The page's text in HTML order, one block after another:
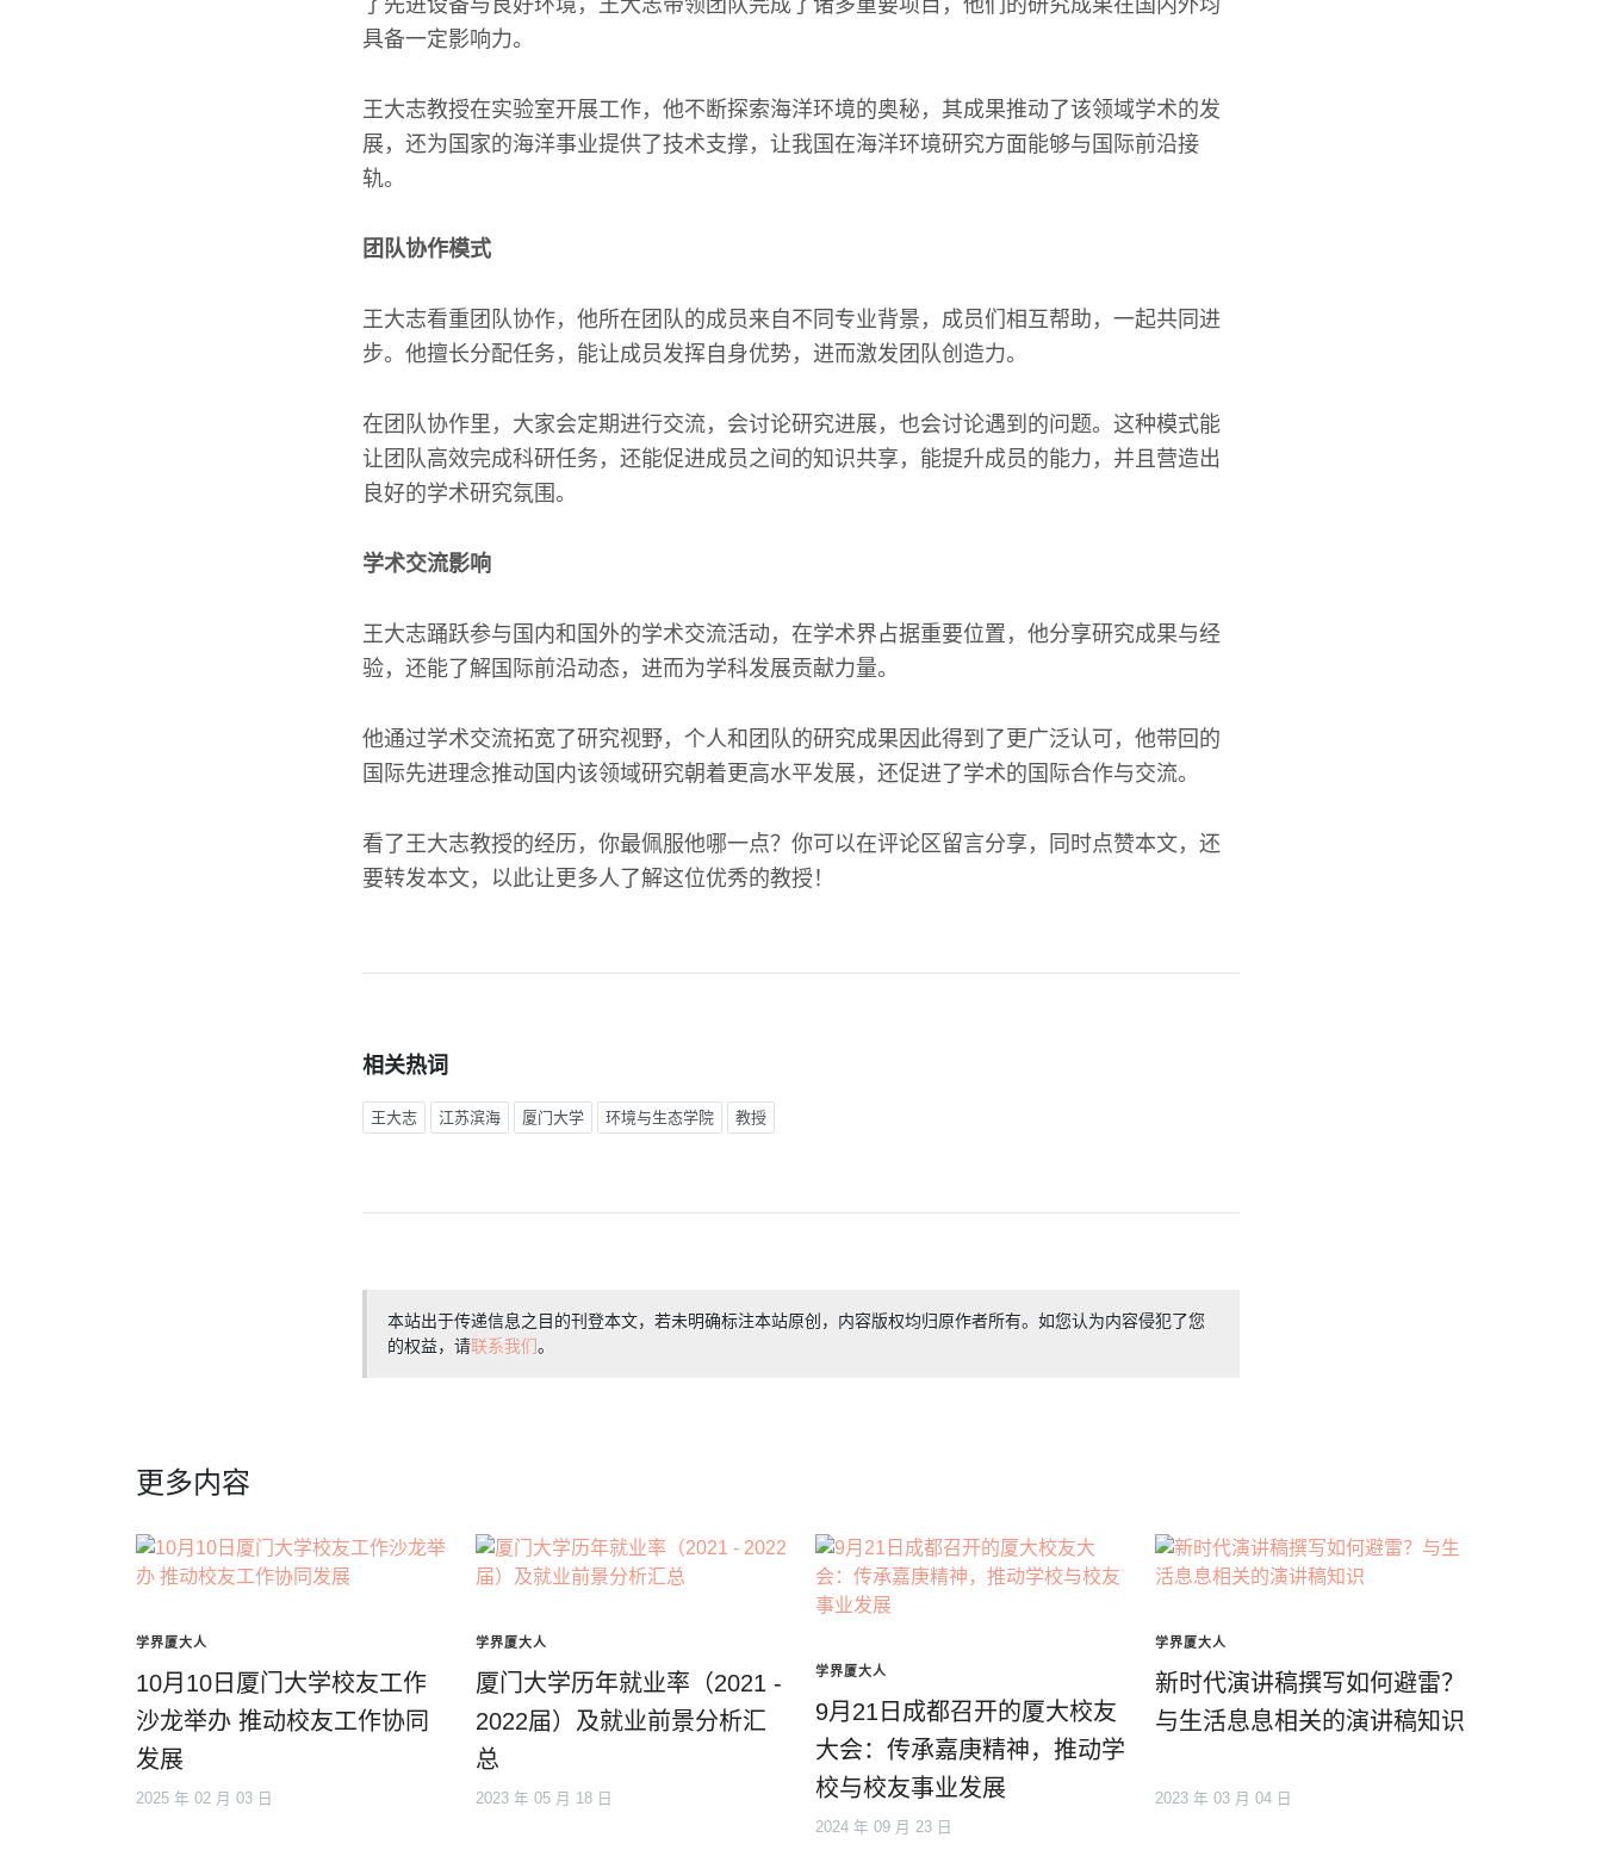
了先进设备与良好环境，王大志带领团队完成了诸多重要项目，他们的研究成果在国内外均
具备一定影响力。
王大志教授在实验室开展工作，他不断探索海洋环境的奥秘，其成果推动了该领域学术的发
展，还为国家的海洋事业提供了技术支撑，让我国在海洋环境研究方面能够与国际前沿接
轨。
团队协作模式
王大志看重团队协作，他所在团队的成员来自不同专业背景，成员们相互帮助，一起共同进
步。他擅长分配任务，能让成员发挥自身优势，进而激发团队创造力。
在团队协作里，大家会定期进行交流，会讨论研究进展，也会讨论遇到的问题。这种模式能
让团队高效完成科研任务，还能促进成员之间的知识共享，能提升成员的能力，并且营造出
良好的学术研究氛围。
学术交流影响
王大志踊跃参与国内和国外的学术交流活动，在学术界占据重要位置，他分享研究成果与经
验，还能了解国际前沿动态，进而为学科发展贡献力量。
他通过学术交流拓宽了研究视野，个人和团队的研究成果因此得到了更广泛认可，他带回的
国际先进理念推动国内该领域研究朝着更高水平发展，还促进了学术的国际合作与交流。
看了王大志教授的经历，你最佩服他哪一点？你可以在评论区留言分享，同时点赞本文，还
要转发本文，以此让更多人了解这位优秀的教授！
相关热词
王大志 江苏滨海 厦门大学 环境与生态学院 教授
本站出于传递信息之目的刊登本文，若未明确标注本站原创，内容版权均归原作者所有。如您认为内容侵犯了您
的权益，请联系我们。
更多内容
学界厦大人
10月10日厦门大学校友工作
沙龙举办 推动校友工作协同
发展
2025 年 02 月 03 日
学界厦大人
厦门大学历年就业率（2021 -
2022届）及就业前景分析汇
总
2023 年 05 月 18 日
学界厦大人
9月21日成都召开的厦大校友
大会：传承嘉庚精神，推动学
校与校友事业发展
2024 年 09 月 23 日
学界厦大人
新时代演讲稿撰写如何避雷？
与生活息息相关的演讲稿知识
2023 年 03 月 04 日